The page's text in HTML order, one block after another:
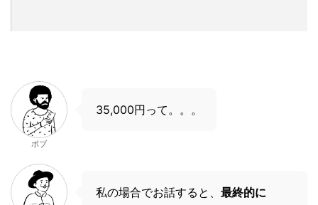
ボブ
35,000円って。。。
私の場合でお話すると、 最終的に